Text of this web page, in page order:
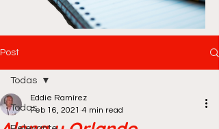
Post
Todas
Todas
Eddie Ramírez
Feb 16, 2021 4 min read